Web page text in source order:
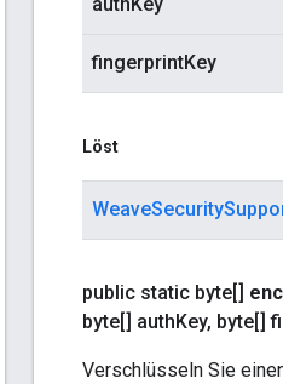
fingerprintKey
Löst
public static byte[]
byte[] authKey, byte[]
Verschlüsseln Sie